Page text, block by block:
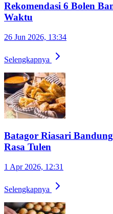
Rekomendasi 6 Bolen
Waktu
26 Jun 2026, 13:34
Selengkapnya
Batagor Riasari
Rasa Tulen
1 Apr 2026, 12:31
Selengkapnya